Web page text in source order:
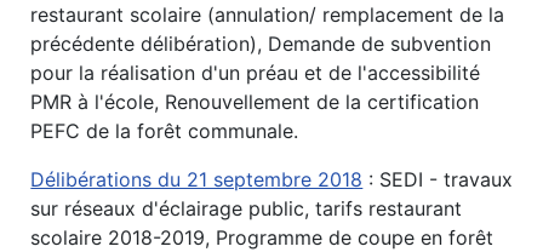
restaurant scolaire (annulation/ remplacement de la
précédente délibération), Demande de subvention
pour la réalisation d'un préau et de l'accessibilité
PMR à l'école, Renouvellement de la certification
PEFC de la forêt communale.
Délibérations du 21 septembre 2018 : SEDI - travaux
sur réseaux d'éclairage public, tarifs restaurant
scolaire 2018-2019, Programme de coupe en forêt